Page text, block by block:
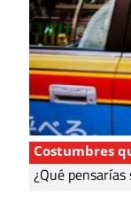
Costumbres
¿Qué